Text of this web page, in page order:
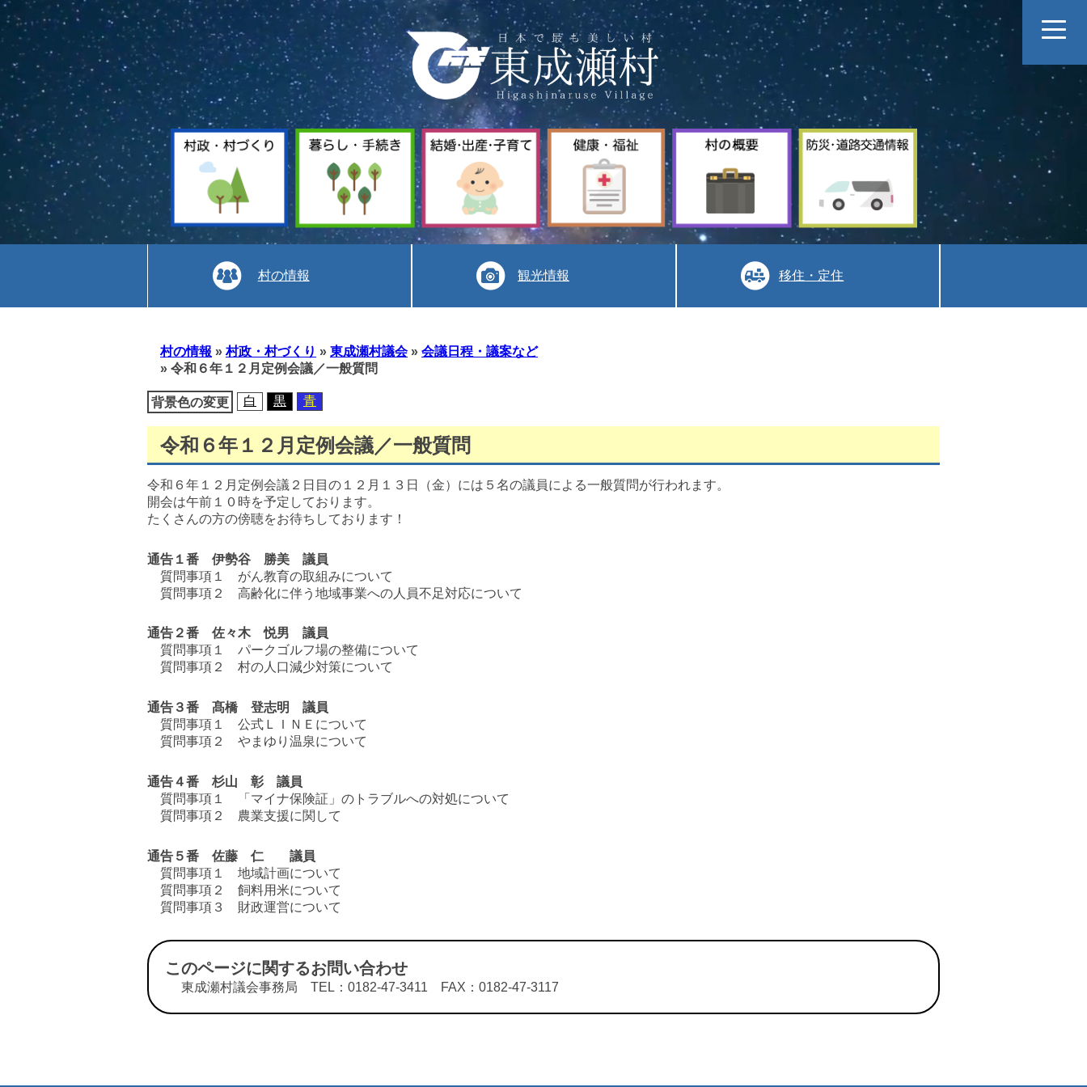
暮
ら
し
手
続
き
結
出
産
子
育
て
健
福
祉
村
の
防
交
通
情
村の情報
観光情報 移住・定住
村の情報 » 村政・村づくり » 東成瀬村議会 » 会議日程・議案など
» 令和６年１２月定例会議／一般質問
背景色の変更 白 黒 青
令和６年１２月定例会議／一般質問
令和６年１２月定例会議２日目の１２月１３日（金）には５名の議員による一般質問が行われます。
開会は午前１０時を予定しております。
たくさんの方の傍聴をお待ちしております！
通告１番 伊勢谷 勝美 議員
質問事項１ がん教育の取組みについて
質問事項２ 高齢化に伴う地域事業への人員不足対応について
通告２番 佐々木 悦男 議員
質問事項１ パークゴルフ場の整備について
質問事項２ 村の人口減少対策について
通告３番 髙橋 登志明 議員
質問事項１ 公式ＬＩＮＥについて
質問事項２ やまゆり温泉について
通告４番 杉山 彰 議員
質問事項１ 「マイナ保険証」のトラブルへの対処について
質問事項２ 農業支援に関して
通告５番 佐藤 仁 議員
質問事項１ 地域計画について
質問事項２ 飼料用米について
質問事項３ 財政運営について
このページに関するお問い合わせ
東成瀬村議会事務局 TEL：0182-47-3411 FAX：0182-47-3117